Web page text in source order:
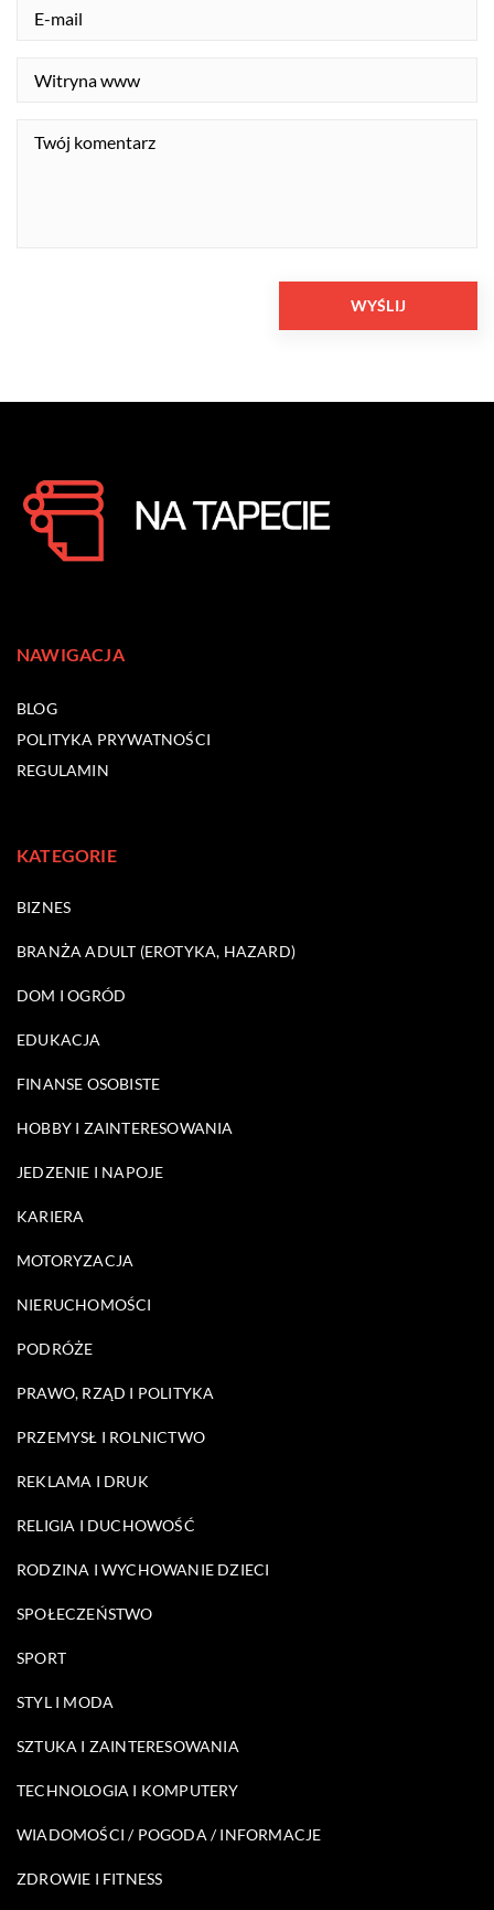
NAWIGACJA
BLOG
POLITYKA PRYWATNOŚCI
REGULAMIN
KATEGORIE
BIZNES
BRANŻA ADULT (EROTYKA, HAZARD)
DOM I OGRÓD
EDUKACJA
FINANSE OSOBISTE
HOBBY I ZAINTERESOWANIA
JEDZENIE I NAPOJE
KARIERA
MOTORYZACJA
NIERUCHOMOŚCI
PODRÓŻE
PRAWO, RZĄD I POLITYKA
PRZEMYSŁ I ROLNICTWO
REKLAMA I DRUK
RELIGIA I DUCHOWOŚĆ
RODZINA I WYCHOWANIE DZIECI
SPOŁECZEŃSTWO
SPORT
STYL I MODA
SZTUKA I ZAINTERESOWANIA
TECHNOLOGIA I KOMPUTERY
WIADOMOŚCI / POGODA / INFORMACJE
ZDROWIE I FITNESS